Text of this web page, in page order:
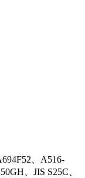
、A516-
、JIS S25C、